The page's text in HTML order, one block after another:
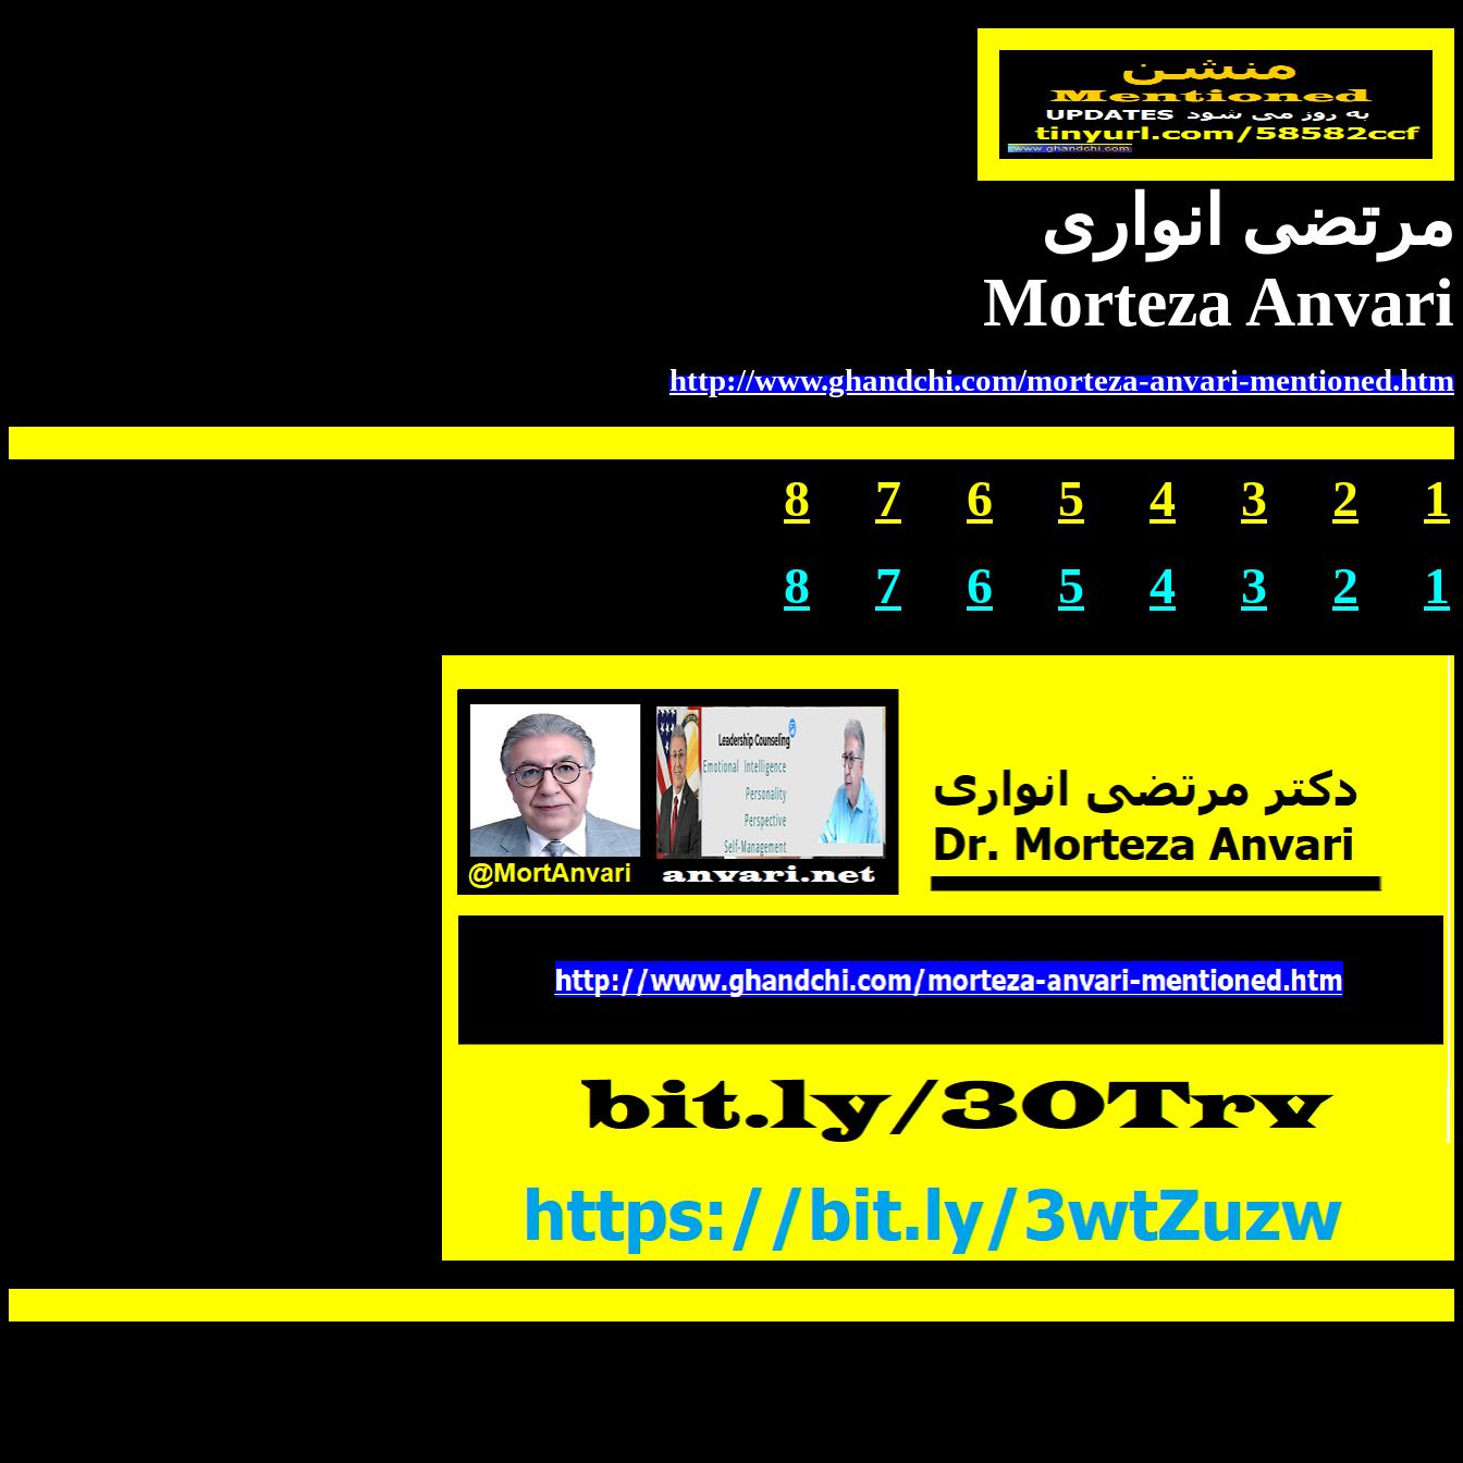
مرتضی انواری
Morteza Anvari
http://www.ghandchi.com/morteza-anvari-mentioned.htm
1
2
3
4
5
6
7
8
1
2
3
4
5
6
7
8